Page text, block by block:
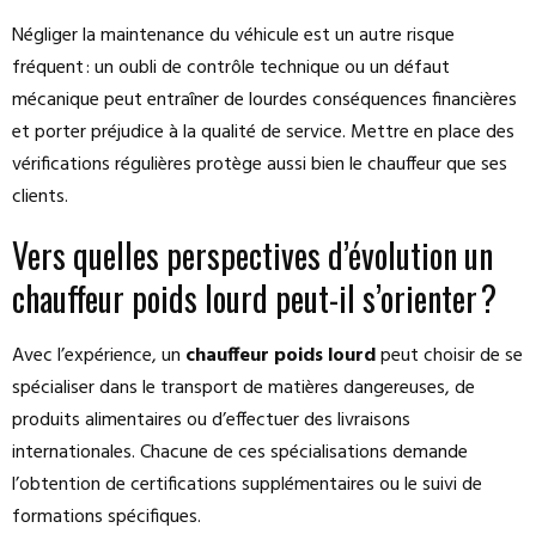
Négliger la maintenance du véhicule est un autre risque
fréquent : un oubli de contrôle technique ou un défaut
mécanique peut entraîner de lourdes conséquences financières
et porter préjudice à la qualité de service. Mettre en place des
vérifications régulières protège aussi bien le chauffeur que ses
clients.
Vers quelles perspectives d’évolution un
chauffeur poids lourd peut-il s’orienter ?
Avec l’expérience, un chauffeur poids lourdpeut choisir de se
spécialiser dans le transport de matières dangereuses, de
produits alimentaires ou d’effectuer des livraisons
internationales. Chacune de ces spécialisations demande
l’obtention de certifications supplémentaires ou le suivi de
formations spécifiques.